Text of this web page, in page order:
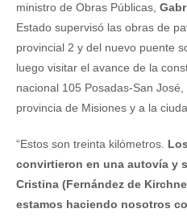
ministro de Obras Públicas,
Estado supervisó las obras de
provincial 2 y del nuevo puente
luego visitar el avance de la
nacional 105 Posadas-San
provincia de Misiones y a la
“Estos son treinta kilómetros.
convirtieron en una autovía y
Cristina (Fernández de
estamos haciendo nosotros